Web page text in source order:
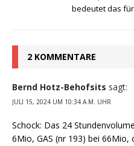
bedeutet das
2 KOMMENTARE
Bernd Hotz-Behofsits sagt:
JULI 15, 2024 UM 10:34 A.M. UHR
Schock: Das 24
6Mio, GAS (nr 193) bei 66Mio,